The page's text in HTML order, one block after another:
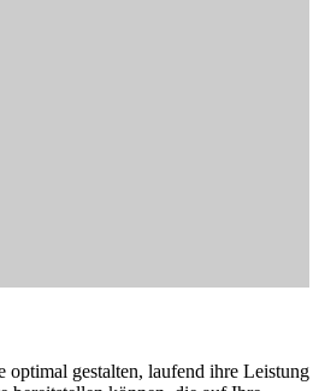
optimal gestalten, laufend ihre Leistung